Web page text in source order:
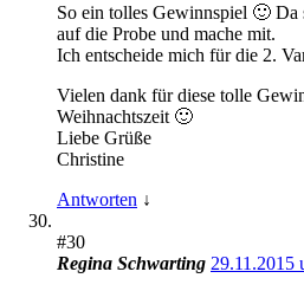
So ein tolles Gewinnspiel 🙂 Da
auf die Probe und mache mit.
Ich entscheide mich für die 2.
Vielen dank für diese tolle
Weihnachtszeit 🙂
Liebe Grüße
Christine
Antworten ↓
#30
Regina Schwarting 29.11.2015